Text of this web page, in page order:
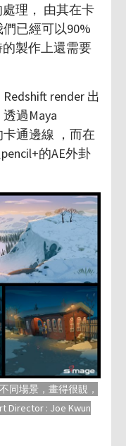
理， 由其在卡
已經可以90%
製作上還需要
render 出
過Maya
卡通邊線 ，而在
的AE外卦
同場景，畫得很靚，
Director : Joe Kwun